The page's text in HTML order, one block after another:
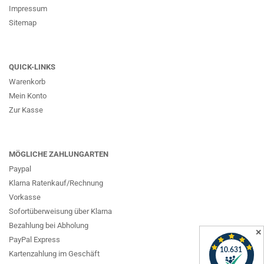
Impressum
Sitemap
QUICK-LINKS
Warenkorb
Mein Konto
Zur Kasse
MÖGLICHE ZAHLUNGARTEN
Paypal
Klarna Ratenkauf/Rechnung
Vorkasse
Sofortüberweisung über Klarna
Bezahlung bei Abholung
PayPal Express
Kartenzahlung im Geschäft
✕